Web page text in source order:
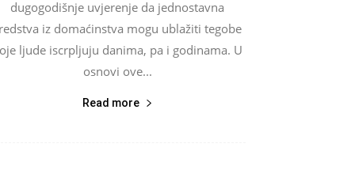
dugogodišnje uvjerenje da jednostavna
iz domaćinstva mogu ublažiti tegobe
ljude iscrpljuju danima, pa i godinama. U
osnovi ove...
Read more